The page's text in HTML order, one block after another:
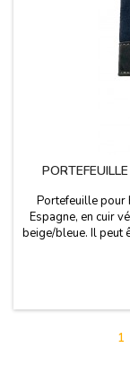
Portefeuille pour
Espagne, en cuir
beige/bleue. Il peut
sans fermeture à
8 cm zip vertical
1